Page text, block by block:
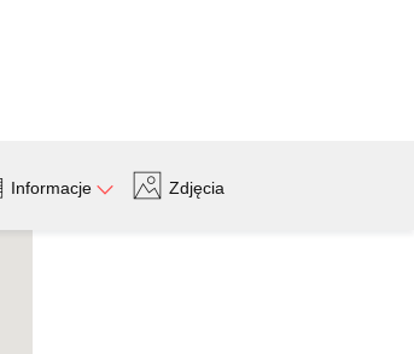
Informacje Zdjęcia